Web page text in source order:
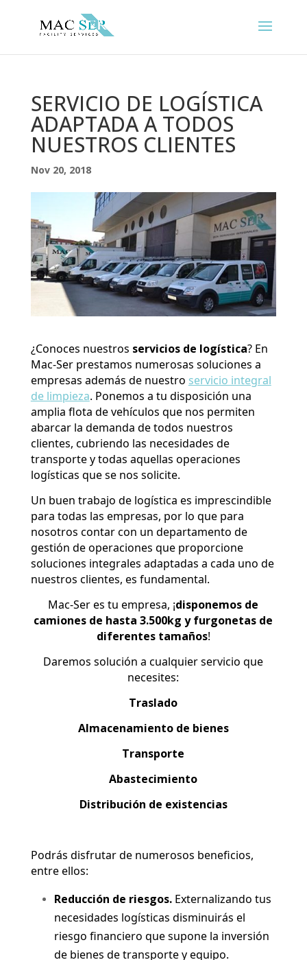
SERVICIO DE LOGÍSTICA
ADAPTADA A TODOS
NUESTROS CLIENTES
Nov 20, 2018
¿Conoces nuestros servicios de logística? En
Mac-Ser prestamos numerosas soluciones a
empresas además de nuestro servicio integral
de limpieza. Ponemos a tu disposición una
amplia flota de vehículos que nos permiten
abarcar la demanda de todos nuestros
clientes, cubriendo las necesidades de
transporte y todas aquellas operaciones
logísticas que se nos solicite.
Un buen trabajo de logística es imprescindible
para todas las empresas, por lo que para
nosotros contar con un departamento de
gestión de operaciones que proporcione
soluciones integrales adaptadas a cada uno de
nuestros clientes, es fundamental.
Mac-Ser es tu empresa, ¡disponemos de
camiones de hasta 3.500kg y furgonetas de
diferentes tamaños!
Daremos solución a cualquier servicio que
necesites:
Traslado
Almacenamiento de bienes
Transporte
Abastecimiento
Distribución de existencias
Podrás disfrutar de numerosos beneficios,
entre ellos:
Reducción de riesgos.Externalizando tus
necesidades logísticas disminuirás el
riesgo financiero que supone la inversión
de bienes de transporte y equipo.